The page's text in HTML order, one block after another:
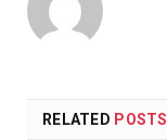
RELATED POSTS